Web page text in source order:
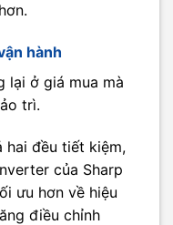
hành
lại ở giá mua mà
trì.
hai đều tiết kiệm,
của Sharp
ưu hơn về hiệu
điều chỉnh